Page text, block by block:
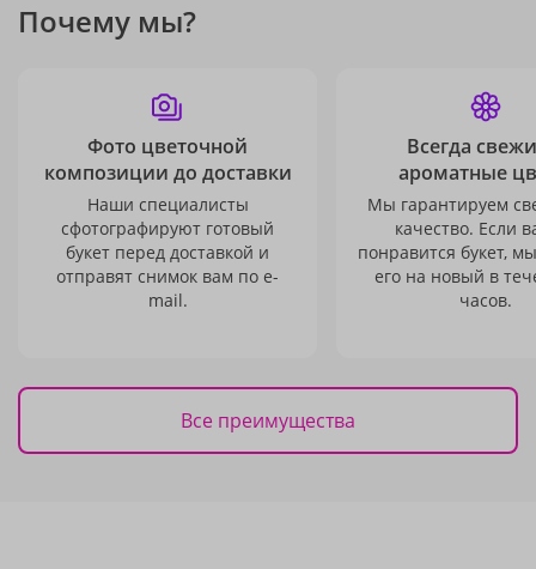
Почему мы?
Фото цветочной
композиции до доставки
Наши специалисты
сфотографируют готовый
букет перед доставкой и
отправят снимок вам по e-
mail.
Всегда
ароматные
Мы гарантируем
качество. Если
понравится букет,
его на новый в
часов.
Все преимущества